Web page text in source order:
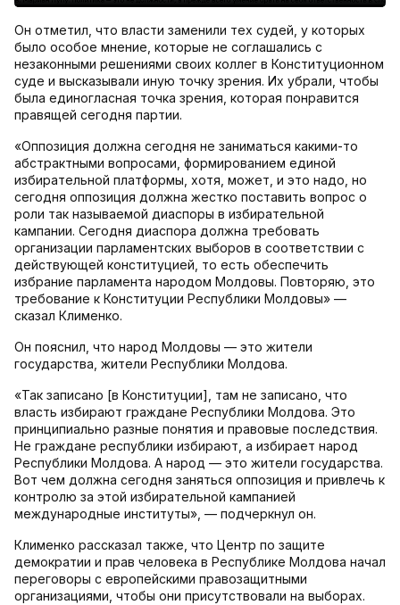
Он отметил, что власти заменили тех судей, у которых
было особое мнение, которые не соглашались с
незаконными решениями своих коллег в Конституционном
суде и высказывали иную точку зрения. Их убрали, чтобы
была единогласная точка зрения, которая понравится
правящей сегодня партии.
«Оппозиция должна сегодня не заниматься какими-то
абстрактными вопросами, формированием единой
избирательной платформы, хотя, может, и это надо, но
сегодня оппозиция должна жестко поставить вопрос о
роли так называемой диаспоры в избирательной
кампании. Сегодня диаспора должна требовать
организации парламентских выборов в соответствии с
действующей конституцией, то есть обеспечить
избрание парламента народом Молдовы. Повторяю, это
требование к Конституции Республики Молдовы» —
сказал Клименко.
Он пояснил, что народ Молдовы — это жители
государства, жители Республики Молдова.
«Так записано [в Конституции], там не записано, что
власть избирают граждане Республики Молдова. Это
принципиально разные понятия и правовые последствия.
Не граждане республики избирают, а избирает народ
Республики Молдова. А народ — это жители государства.
Вот чем должна сегодня заняться оппозиция и привлечь к
контролю за этой избирательной кампанией
международные институты», — подчеркнул он.
Клименко рассказал также, что Центр по защите
демократии и прав человека в Республике Молдова начал
переговоры с европейскими правозащитными
организациями, чтобы они присутствовали на выборах.